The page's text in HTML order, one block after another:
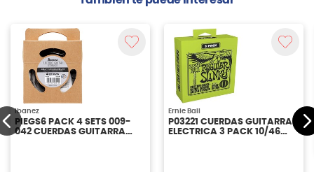
Ibanez
PIEGS6 PACK 4 SETS 009-
042 CUERDAS GUITARRA
Ernie Ball
P03221 CUERDAS GUITARRA
ELECTRICA 3 PACK 10/46